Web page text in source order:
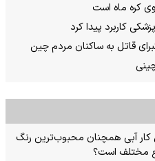
کره ماه است
کاربرد پیدا کرد
کار آبی همچنان محبوب‌ترین رنگ
مختلف است؟